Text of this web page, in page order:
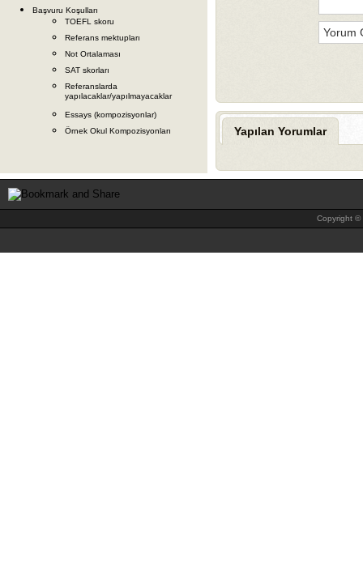
Başvuru Koşulları
TOEFL skoru
Referans mektupları
Not Ortalaması
SAT skorları
Referanslarda
yapılacaklar/yapılmayacaklar
Essays (kompozisyonlar)
Örnek Okul Kompozisyonları
Yapılan Yorumlar
Copyright ©